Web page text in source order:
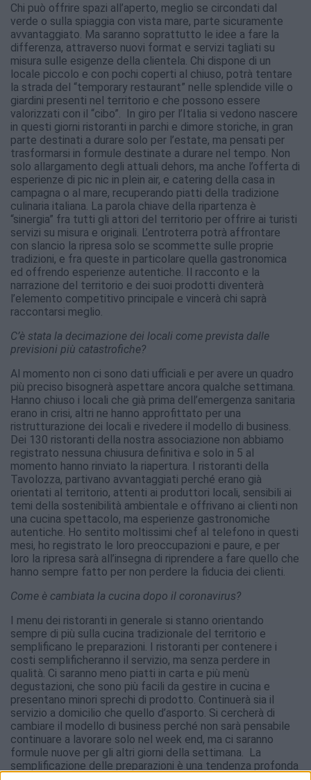
Chi può offrire spazi all’aperto, meglio se circondati dal
verde o sulla spiaggia con vista mare, parte sicuramente
avvantaggiato. Ma saranno soprattutto le idee a fare la
differenza, attraverso nuovi format e servizi tagliati su
misura sulle esigenze della clientela. Chi dispone di un
locale piccolo e con pochi coperti al chiuso, potrà tentare
la strada del “temporary restaurant” nelle splendide ville o
giardini presenti nel territorio e che possono essere
valorizzati con il “cibo”. In giro per l’Italia si vedono nascere
in questi giorni ristoranti in parchi e dimore storiche, in gran
parte destinati a durare solo per l’estate, ma pensati per
trasformarsi in formule destinate a durare nel tempo. Non
solo allargamento degli attuali dehors, ma anche l’offerta di
esperienze di pic nic in plein air, e catering della casa in
campagna o al mare, recuperando piatti della tradizione
culinaria italiana. La parola chiave della ripartenza è
“sinergia” fra tutti gli attori del territorio per offrire ai turisti
servizi su misura e originali. L’entroterra potrà affrontare
con slancio la ripresa solo se scommette sulle proprie
tradizioni, e fra queste in particolare quella gastronomica
ed offrendo esperienze autentiche. Il racconto e la
narrazione del territorio e dei suoi prodotti diventerà
l’elemento competitivo principale e vincerà chi saprà
raccontarsi meglio.
C’è stata la decimazione dei locali come prevista dalle
previsioni più catastrofiche?
Al momento non ci sono dati ufficiali e per avere un quadro
più preciso bisognerà aspettare ancora qualche settimana.
Hanno chiuso i locali che già prima dell’emergenza sanitaria
erano in crisi, altri ne hanno approfittato per una
ristrutturazione dei locali e rivedere il modello di business.
Dei 130 ristoranti della nostra associazione non abbiamo
registrato nessuna chiusura definitiva e solo in 5 al
momento hanno rinviato la riapertura. I ristoranti della
Tavolozza, partivano avvantaggiati perché erano già
orientati al territorio, attenti ai produttori locali, sensibili ai
temi della sostenibilità ambientale e offrivano ai clienti non
una cucina spettacolo, ma esperienze gastronomiche
autentiche. Ho sentito moltissimi chef al telefono in questi
mesi, ho registrato le loro preoccupazioni e paure, e per
loro la ripresa sarà all’insegna di riprendere a fare quello che
hanno sempre fatto per non perdere la fiducia dei clienti.
Come è cambiata la cucina dopo il coronavirus?
I menu dei ristoranti in generale si stanno orientando
sempre di più sulla cucina tradizionale del territorio e
semplificano le preparazioni. I ristoranti per contenere i
costi semplificheranno il servizio, ma senza perdere in
qualità. Ci saranno meno piatti in carta e più menù
degustazioni, che sono più facili da gestire in cucina e
presentano minori sprechi di prodotto. Continuerà sia il
servizio a domicilio che quello d’asporto. Si cercherà di
cambiare il modello di business perché non sarà pensabile
continuare a lavorare solo nel week end, ma ci saranno
formule nuove per gli altri giorni della settimana. La
semplificazione delle preparazioni è una tendenza profonda